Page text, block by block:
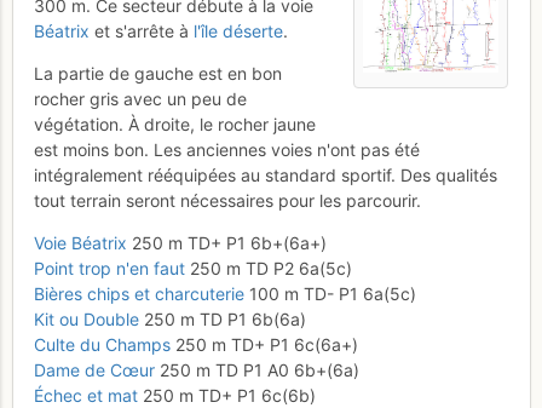
300 m. Ce secteur débute à la voie
Béatrix et s'arrête à l'île déserte.
La partie de gauche est en bon
rocher gris avec un peu de
végétation. À droite, le rocher jaune
est moins bon. Les anciennes voies n'ont pas été
intégralement rééquipées au standard sportif. Des qualités
tout terrain seront nécessaires pour les parcourir.
Voie Béatrix 250 m TD+ P1 6b+(6a+)
Point trop n'en faut 250 m TD P2 6a(5c)
Bières chips et charcuterie 100 m TD- P1 6a(5c)
Kit ou Double 250 m TD P1 6b(6a)
Culte du Champs 250 m TD+ P1 6c(6a+)
Dame de Cœur 250 m TD P1 A0 6b+(6a)
Échec et mat 250 m TD+ P1 6c(6b)